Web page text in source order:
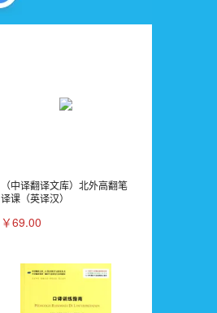
（中译翻译文库）北外高翻笔
译课（英译汉）
￥69.00